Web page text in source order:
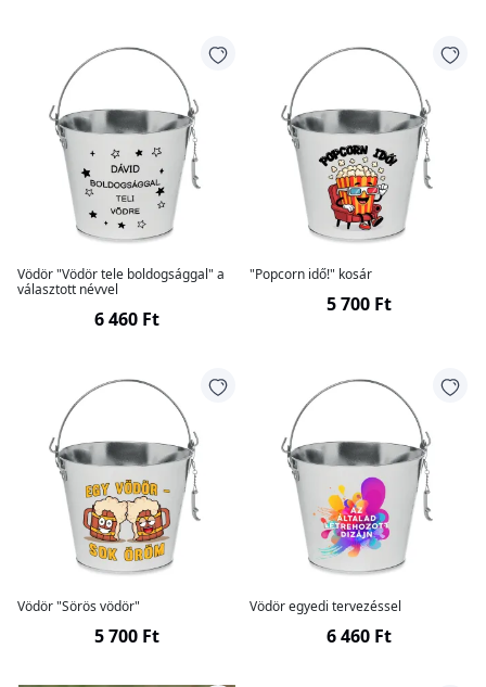
Vödör "Vödör tele boldogsággal" a
választott névvel
6 460 Ft
"Popcorn idő!" kosár
5 700 Ft
Vödör "Sörös vödör"
5 700 Ft
Vödör egyedi tervezéssel
6 460 Ft